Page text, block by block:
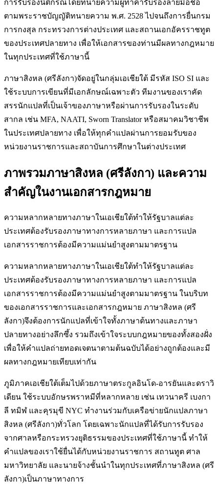
การรับรองนิติกรณ์โดยทนายความผู้ทำคำรับรองลายมือชื่อ
ตามพระราชบัญญัติทนายความ พ.ศ. 2528 ไปจนถึงการยื่นกรม
การกงสุล กระทรวงการต่างประเทศ และสถานเอกอัครราชทูต
ของประเทศปลายทาง เพื่อให้เอกสารของท่านมีผลทางกฎหมาย
ในทุกประเทศที่ใช้ภาษานี้
ภาษาสิงหล (ศรีลังกา)จัดอยู่ในกลุ่มเอเชียใต้ มีรหัส ISO SI และ
ใช้ระบบการเขียนที่มีเอกลักษณ์เฉพาะตัว ทีมงานของเราคัด
สรรนักแปลที่เป็นเจ้าของภาษาหรือผ่านการรับรองในระดับ
สากล เช่น MFA, NAATI, Sworn Translator หรือสมาคมวิชาชีพ
ในประเทศปลายทาง เพื่อให้ทุกคำแปลผ่านการยอมรับของ
หน่วยงานราชการและสถาบันการศึกษาในต่างประเทศ
ภาพรวมภาษาสิงหล (ศรีลังกา) และความ
สำคัญในงานเอกสารกฎหมาย
ความหลากหลายทางภาษาในเอเชียใต้ทำให้รัฐบาลแต่ละ
ประเทศต้องรับรองภาษาทางการหลายภาษา และการแปล
เอกสารราชการต้องมีความแม่นยำสูงตามมาตรฐาน
ความหลากหลายทางภาษาในเอเชียใต้ทำให้รัฐบาลแต่ละ
ประเทศต้องรับรองภาษาทางการหลายภาษา และการแปล
เอกสารราชการต้องมีความแม่นยำสูงตามมาตรฐาน ในบริบท
ของเอกสารราชการและเอกสารกฎหมาย ภาษาสิงหล (ศรี
ลังกา)จึงต้องการนักแปลที่เข้าใจทั้งภาษาต้นทางและภาษา
ปลายทางอย่างลึกซึ้ง รวมถึงเข้าใจระบบกฎหมายของทั้งสองฝั่ง
เพื่อให้คำแปลถ่ายทอดเจตนาตามต้นฉบับได้อย่างถูกต้องและมี
ผลทางกฎหมายเทียบเท่ากัน
ภูมิภาคเอเชียใต้เต็มไปด้วยภาษาตระกูลอินโด-อารยันและดราวิ
เดียน ใช้ระบบอักษรพราหมีที่หลากหลาย เช่น เทวนาครี เบงกา
ลี ทมิฬ และคุรมุขี NYC ทำงานร่วมกับเครือข่ายนักแปลภาษา
สิงหล (ศรีลังกา)ทั่วโลก โดยเฉพาะนักแปลที่ได้รับการรับรอง
จากศาลหรือกระทรวงยุติธรรมของประเทศที่ใช้ภาษานี้ ทำให้
คำแปลของเราใช้ยื่นได้กับหน่วยงานราชการ สถานทูต ศาล
มหาวิทยาลัย และนายจ้างชั้นนำในทุกประเทศที่ภาษาสิงหล (ศรี
ลังกา)เป็นภาษาทางการ